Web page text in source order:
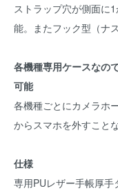
ストラップ穴が側面に
能。またフック型（ナ
各機種専用ケースなの
可能
各機種ごとにカメラホ
からスマホを外すこと
仕様
専用PUレザー手帳厚